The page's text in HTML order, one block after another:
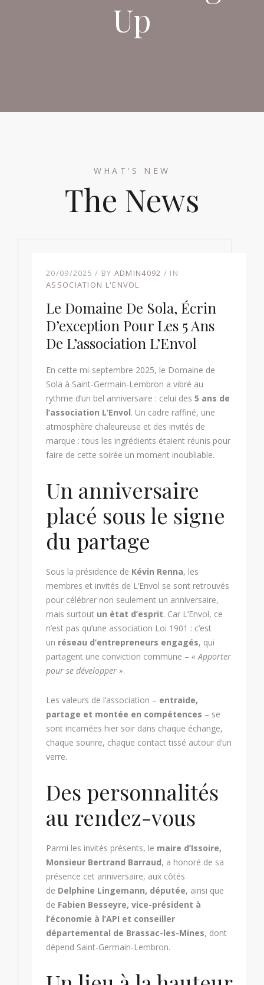
Up
WHAT'S NEW
The News
20/09/2025 BY ADMIN4092
IN
ASSOCIATION L'ENVOL
Le Domaine De Sola, Écrin
D’exception Pour Les 5 Ans
De L’association L’Envol
En cette mi-septembre 2025, le Domaine de
Sola à Saint-Germain-Lembron a vibré au
rythme d’un bel anniversaire : celui des 5 ans de
l’association L’Envol. Un cadre raffiné, une
atmosphère chaleureuse et des invités de
marque : tous les ingrédients étaient réunis pour
faire de cette soirée un moment inoubliable.
Un anniversaire
placé sous le signe
du partage
Sous la présidence de Kévin Renna, les
membres et invités de L’Envol se sont retrouvés
pour célébrer non seulement un anniversaire,
mais surtout un état d’esprit. Car L’Envol, ce
n’est pas qu’une association Loi 1901 : c’est
un réseau d’entrepreneurs engagés, qui
partagent une conviction commune – « Apporter
pour se développer ».
Les valeurs de l’association – entraide,
partage et montée en compétences – se
sont incarnées hier soir dans chaque échange,
chaque sourire, chaque contact tissé autour d’un
verre.
Des personnalités
au rendez-vous
Parmi les invités présents, le maire d’Issoire,
Monsieur Bertrand Barraud, a honoré de sa
présence cet anniversaire, aux côtés
de Delphine Lingemann, députée, ainsi que
de Fabien Besseyre, vice-président à
l’économie à l’API et conseiller
départemental de Brassac-les-Mines, dont
dépend Saint-Germain-Lembron.